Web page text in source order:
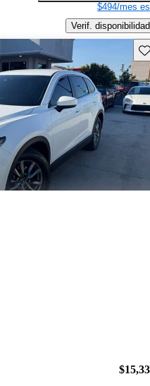
$494/mes
Verif. disponibilidad